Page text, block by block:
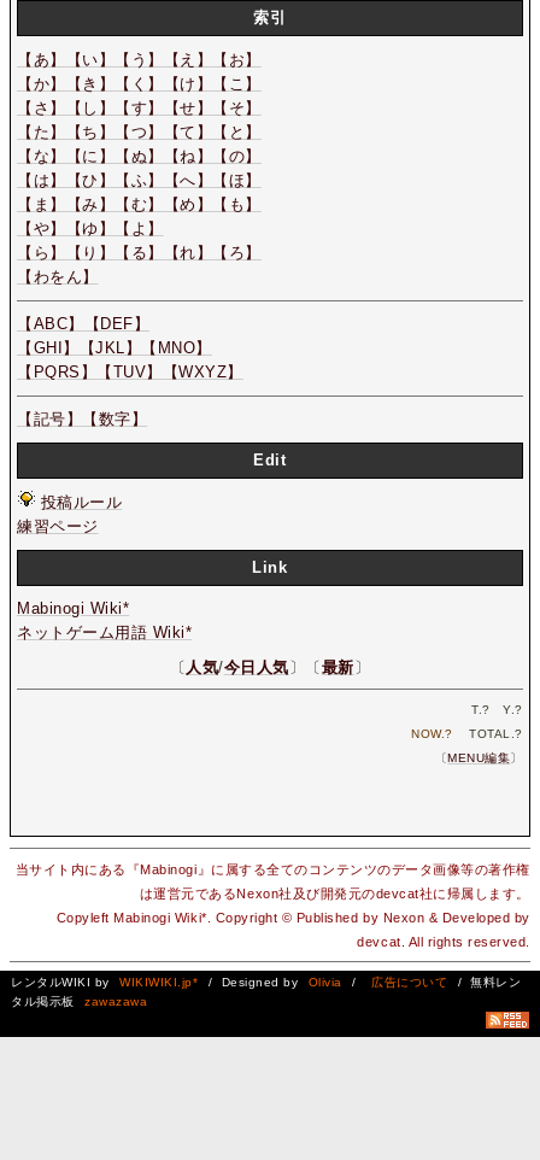
索引
【あ】 【い】 【う】 【え】
【お】
【か】
【き】 【く】 【け】
【こ】
【さ】
【し】 【す】 【せ】
【そ】
【た】
【ち】 【つ】 【て】
【と】
【な】
【に】 【ぬ】 【ね】
【の】
【は】
【ひ】 【ふ】 【へ】
【ほ】
【ま】
【み】 【む】 【め】
【も】
【や】
【ゆ】
【よ】
【ら】
【り】 【る】 【れ】
【ろ】
【わをん】
【ABC】
【DEF】
【GHI】
【JKL】
【MNO】
【PQRS】
【TUV】 【WXYZ】
【記号】 【数字】
Edit
投稿ルール
練習ページ
Link
Mabinogi Wiki*
ネットゲーム用語 Wiki*
〔 人気/今日人気 〕〔 最新 〕
T.? Y.?
NOW.? TOTAL.?
〔MENU編集〕
当サイト内にある『Mabinogi』に属する全てのコンテンツのデータ画像等の著作権
は運営元であるNexon社及び開発元のdevcat社に帰属します。
Copyleft Mabinogi Wiki*. Copyright © Published by Nexon & Developed by
devcat. All rights reserved.
レンタルWIKI by WIKIWIKI.jp* / Designed by Olivia / 広告について
/ 無料レン
タル掲示板
zawazawa